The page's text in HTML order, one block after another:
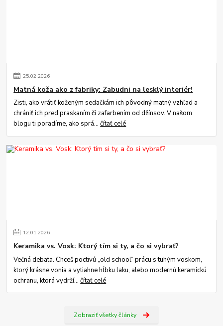
25.02.2026
Matná koža ako z fabriky: Zabudni na lesklý interiér!
Zisti, ako vrátiť koženým sedačkám ich pôvodný matný vzhľad a
chrániť ich pred praskaním či zafarbením od džínsov. V našom
blogu ti poradíme, ako sprá...čítať celé
12.01.2026
Keramika vs. Vosk: Ktorý tím si ty, a čo si vybrať?
Večná debata. Chceš poctivú „old school“ prácu s tuhým voskom,
ktorý krásne vonia a vytiahne hĺbku laku, alebo modernú keramickú
ochranu, ktorá vydrží...čítať celé
Zobraziť všetky články